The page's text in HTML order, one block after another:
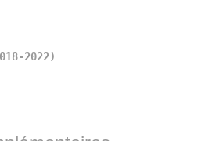
2022)